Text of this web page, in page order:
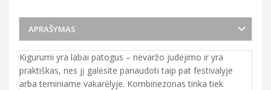
APRAŠYMAS
Kigurumi yra labai patogus – nevaržo judėjimo ir yra
praktiškas, nes jį galėsite panaudoti taip pat festivalyje
arba teminiame vakarėlyje. Kombinezonas tinka tiek